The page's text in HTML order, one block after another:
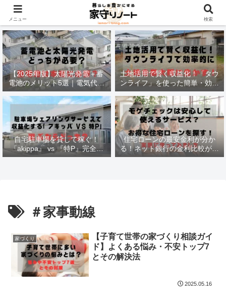
材木価格と流通状況！
【2025年版】太陽光発電＋蓄
電池のメリット5選｜電気代削
減・停電対策も徹底解説
土地活用で賢く収益化！「タウ
ンライフ」を使った簡単・効率
的な方法
自宅駐車場を貸して稼ぐ！
『akippa』 vs 『特P』完全比
較で最適な選択法
住宅ローンの最安金利が分か
る！ネット銀行の金利比較がで
きる
＃家事動線
家づくり
【子育て世帯の家づくり相談ガイ
ド】よくある悩み・不安トップ7
とその解決法
2025.05.16
メニュー 検索